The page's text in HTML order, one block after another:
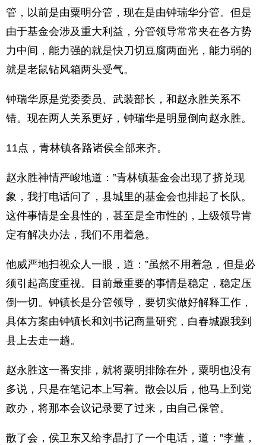
管，以前是由粟明分管，现在是由钟瑞华分管。但是
由于基金会涉及重大利益，分管领导常常夹在各方势
力中间，能力强的就是快刀切豆腐两面光，能力弱的
就是老鼠钻风箱两头受气。
钟瑞华原是党委委员、武装部长，和赵永胜关系不
错。现在两人关系更好，钟瑞华是明显倒向赵永胜。
11点，青林镇各路诸侯全部来齐。
赵永胜神情严峻地道：”青林镇基金会出现了挤兑现
象，我打电话问了，县城里的基金会也排起了长队。
这件事情是全县性的，甚至是全市性的，上级领导肯
定有解决办法，我们不用着急。
他威严地扫视众人一眼，道：”虽然不用着急，但是必
须引起高度重视。目前最重要的事情是稳定，稳定压
倒一切。钟镇长是分管领导，要切实做好解释工作，
具体方案由钟镇长和刘书记商量研究，白春城跟我到
县上去走一趟。
赵永胜这一番安排，就将粟明排除在外，粟明也没有
多说，只是在笔记本上写着。散会以后，他马上到党
政办，将那本会议记录要了过来，由自己保管。
散了会，侯卫东又给李晶打了一个电话，道：”李董，